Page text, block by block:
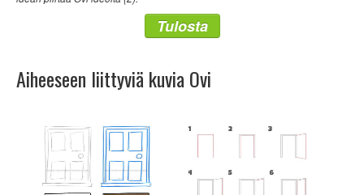
Tulosta
Aiheeseen liittyviä kuvia Ovi